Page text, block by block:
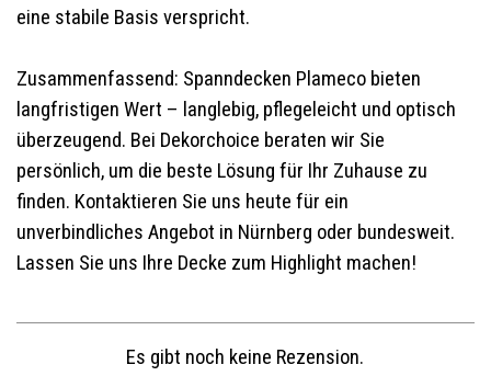
eine stabile Basis verspricht.
Zusammenfassend: Spanndecken Plameco bieten
langfristigen Wert – langlebig, pflegeleicht und optisch
überzeugend. Bei Dekorchoice beraten wir Sie
persönlich, um die beste Lösung für Ihr Zuhause zu
finden. Kontaktieren Sie uns heute für ein
unverbindliches Angebot in Nürnberg oder bundesweit.
Lassen Sie uns Ihre Decke zum Highlight machen!
Es gibt noch keine Rezension.